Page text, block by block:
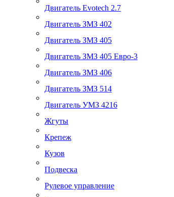
Двигатель Evotech 2.7
Двигатель ЗМЗ 402
Двигатель ЗМЗ 405
Двигатель ЗМЗ 405 Евро-3
Двигатель ЗМЗ 406
Двигатель ЗМЗ 514
Двигатель УМЗ 4216
Жгуты
Крепеж
Кузов
Подвеска
Рулевое управление